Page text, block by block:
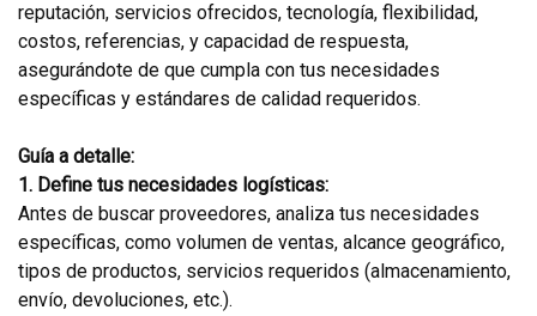
reputación, servicios ofrecidos, tecnología, flexibilidad,
costos, referencias, y capacidad de respuesta,
asegurándote de que cumpla con tus necesidades
específicas y estándares de calidad requeridos.
Guía a detalle:
1. Define tus necesidades logísticas:
Antes de buscar proveedores, analiza tus necesidades
específicas, como volumen de ventas, alcance geográfico,
tipos de productos, servicios requeridos (almacenamiento,
envío, devoluciones, etc.).